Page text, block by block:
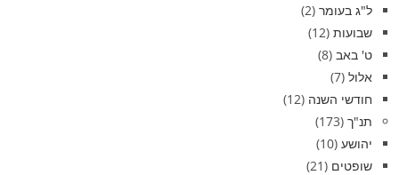
ל"ג בעומר (2)
שבועות (12)
ט' באב (8)
אלול (7)
חודשי השנה (12)
תנ"ך (173)
יהושע (10)
שופטים (21)